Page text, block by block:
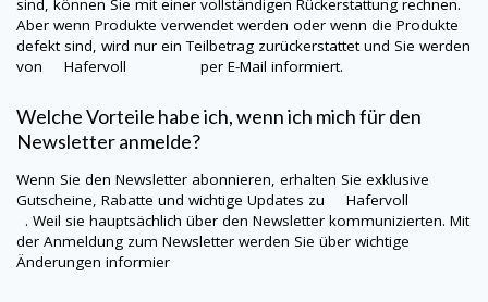
sind, können Sie mit einer vollständigen Rückerstattung rechnen.
Aber wenn Produkte verwendet werden oder wenn die Produkte
defekt sind, wird nur ein Teilbetrag zurückerstattet und Sie werden
von
Hafervoll per E-Mail informiert.
Welche Vorteile habe ich, wenn ich mich für den
Newsletter anmelde?
Wenn Sie den Newsletter abonnieren, erhalten Sie exklusive
Gutscheine, Rabatte und wichtige Updates zu
Hafervoll
. Weil sie hauptsächlich über den Newsletter kommunizierten. Mit
der Anmeldung zum Newsletter werden Sie über wichtige
Änderungen informier